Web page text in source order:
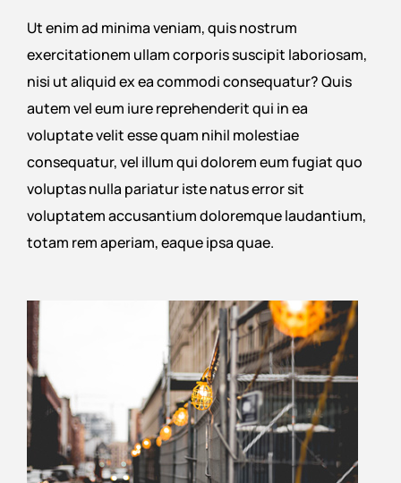
Ut enim ad minima veniam, quis nostrum
exercitationem ullam corporis suscipit laboriosam,
nisi ut aliquid ex ea commodi consequatur? Quis
autem vel eum iure reprehenderit qui in ea
voluptate velit esse quam nihil molestiae
consequatur, vel illum qui dolorem eum fugiat quo
voluptas nulla pariatur iste natus error sit
voluptatem accusantium doloremque laudantium,
totam rem aperiam, eaque ipsa quae.